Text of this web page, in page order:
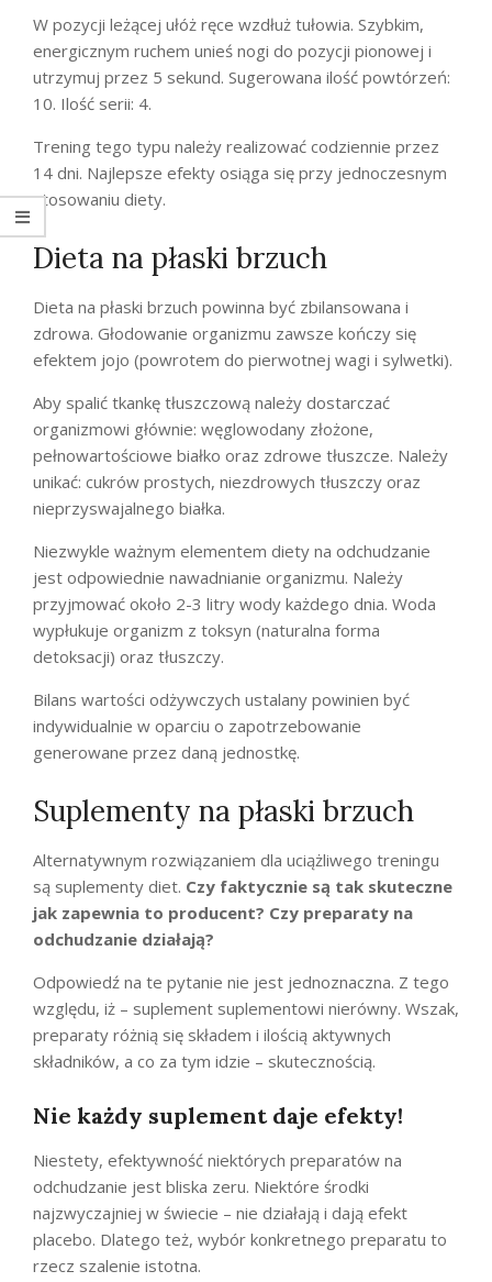
W pozycji leżącej ułóż ręce wzdłuż tułowia. Szybkim,
energicznym ruchem unieś nogi do pozycji pionowej i
utrzymuj przez 5 sekund. Sugerowana ilość powtórzeń:
10. Ilość serii: 4.
Trening tego typu należy realizować codziennie przez
14 dni. Najlepsze efekty osiąga się przy jednoczesnym
stosowaniu diety.
Dieta na płaski brzuch
Dieta na płaski brzuch powinna być zbilansowana i
zdrowa. Głodowanie organizmu zawsze kończy się
efektem jojo (powrotem do pierwotnej wagi i sylwetki).
Aby spalić tkankę tłuszczową należy dostarczać
organizmowi głównie: węglowodany złożone,
pełnowartościowe białko oraz zdrowe tłuszcze. Należy
unikać: cukrów prostych, niezdrowych tłuszczy oraz
nieprzyswajalnego białka.
Niezwykle ważnym elementem diety na odchudzanie
jest odpowiednie nawadnianie organizmu. Należy
przyjmować około 2-3 litry wody każdego dnia. Woda
wypłukuje organizm z toksyn (naturalna forma
detoksacji) oraz tłuszczy.
Bilans wartości odżywczych ustalany powinien być
indywidualnie w oparciu o zapotrzebowanie
generowane przez daną jednostkę.
Suplementy na płaski brzuch
Alternatywnym rozwiązaniem dla uciążliwego treningu
są suplementy diet. Czy faktycznie są tak skuteczne
jak zapewnia to producent? Czy preparaty na
odchudzanie działają?
Odpowiedź na te pytanie nie jest jednoznaczna. Z tego
względu, iż – suplement suplementowi nierówny. Wszak,
preparaty różnią się składem i ilością aktywnych
składników, a co za tym idzie – skutecznością.
Nie każdy suplement daje efekty!
Niestety, efektywność niektórych preparatów na
odchudzanie jest bliska zeru. Niektóre środki
najzwyczajniej w świecie – nie działają i dają efekt
placebo. Dlatego też, wybór konkretnego preparatu to
rzecz szalenie istotna.